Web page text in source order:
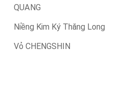
QUANG
Niềng Kim Ký Thăng Long
Vỏ CHENGSHIN